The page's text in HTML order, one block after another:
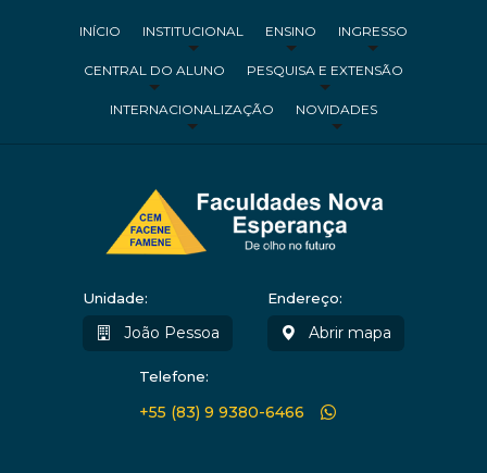
INÍCIO INSTITUCIONAL ENSINO INGRESSO
CENTRAL DO ALUNO PESQUISA E EXTENSÃO
INTERNACIONALIZAÇÃO NOVIDADES
Unidade:
João Pessoa
Endereço:
Abrir mapa
Telefone:
+55 (83) 9 9380-6466